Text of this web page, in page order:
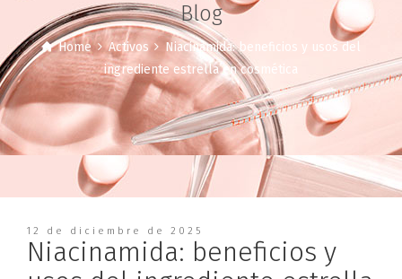
Blog
Home Activos
Niacinamida: beneficios y usos del
ingrediente estrella en cosmética
12 de diciembre de 2025
Niacinamida: beneficios y